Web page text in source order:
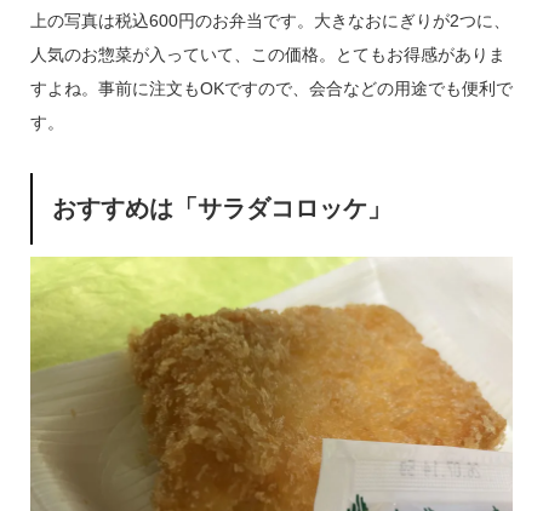
上の写真は税込600円のお弁当です。大きなおにぎりが2つに、
人気のお惣菜が入っていて、この価格。とてもお得感がありま
すよね。事前に注文もOKですので、会合などの用途でも便利で
す。
おすすめは「サラダコロッケ」